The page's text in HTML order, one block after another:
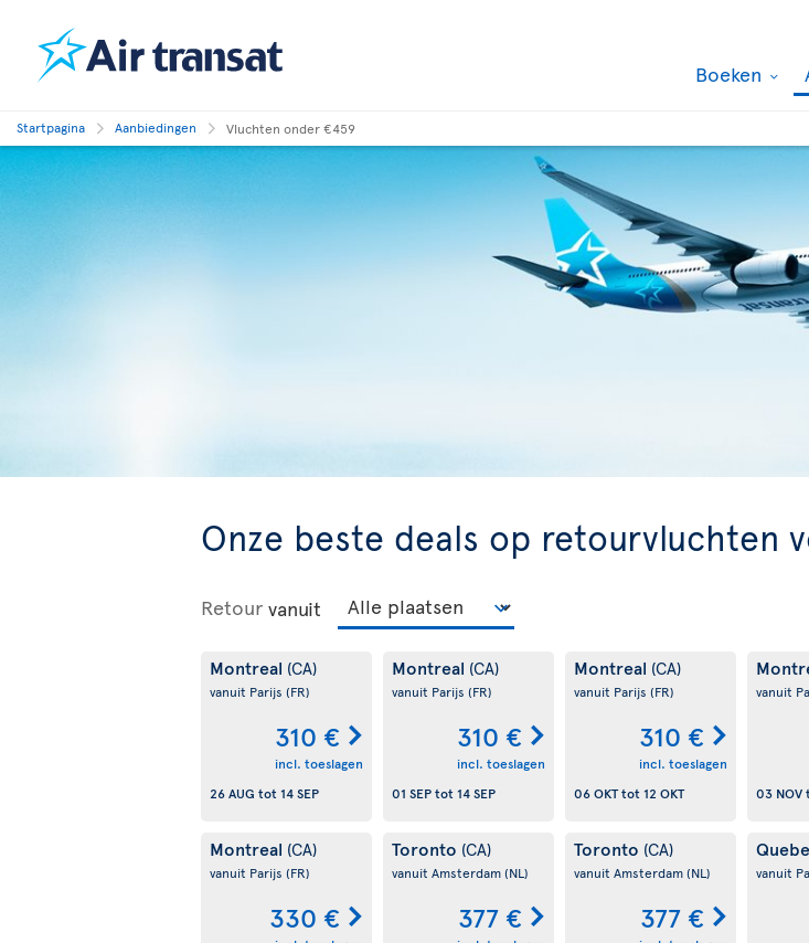
Boeken
Startpagina Aanbiedingen Vluchten onder €459
Onze beste deals op retourvluchten
Retour vanuit
Montreal (CA)
vanuit Parijs (FR)
310 €
incl. toeslagen
26 AUG tot 14 SEP
Montreal (CA)
vanuit Parijs (FR)
310 €
incl. toeslagen
01 SEPtot 14 SEP
Montreal (CA)
vanuit Parijs (FR)
310 €
incl. toeslagen
06 OKTtot 12 OKT
vanuit
03 NOV
Montreal (CA)
vanuit Parijs (FR)
330 €
Toronto (CA)
vanuit Amsterdam(NL)
377 €
Toronto (CA)
vanuit Amsterdam(NL)
377 €
vanuit